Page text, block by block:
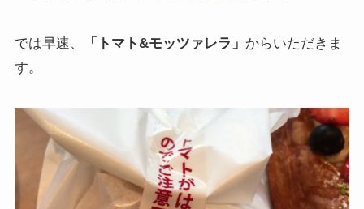
では早速、 「トマト&モッツァレラ」 からいただきま
す。